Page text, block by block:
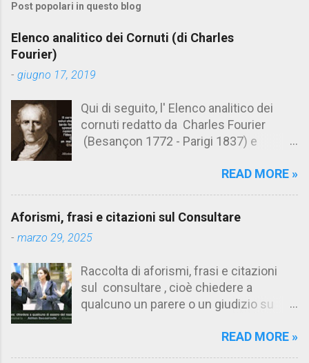
m
e
n
t
Post popolari in questo blog
Elenco analitico dei Cornuti (di Charles
Fourier)
- giugno 17, 2019
Qui di seguito, l' Elenco analitico dei
cornuti redatto da Charles Fourier
(Besançon 1772 - Parigi 1837) e
Aforismario trovi anche una raccolta di
cornuto pretenzioso: colui che ritiene
sua moglie tanto fortunata, per averlo
ammettere l'idea del tradimento. Ciò lo
rende un marito assai comodo.
(Charles Fourier) Elenco analitico dei
ca. 1808 (postumo 1856) Traduzione
italiana da Il Borghese - Volume 29,
READ MORE »
Aforismi, frasi e citazioni sul Consultare
- marzo 29, 2025
Raccolta di aforismi, frasi e citazioni
sul consultare , cioè chiedere a
qualcuno un parere o un giudizio su
fanno riferimento anche allaREAD MORE »